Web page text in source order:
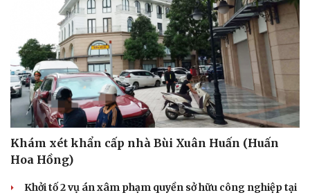
Khám xét khẩn cấp nhà Bùi Xuân Huấn (Huấn
Hoa Hồng)
Khởi tố 2 vụ án xâm phạm quyền sở hữu công nghiệp tại